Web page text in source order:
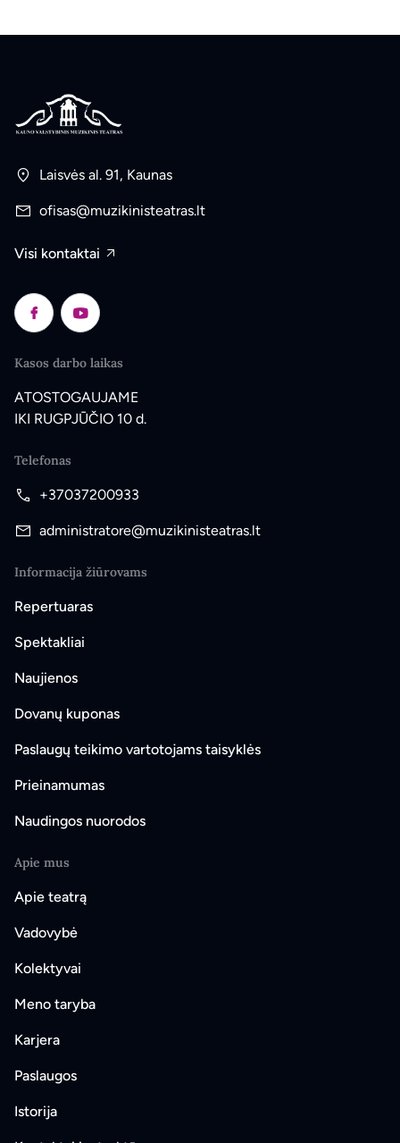
Laisvės al. 91, Kaunas
ofisas@muzikinisteatras.lt
Visi kontaktai
Kasos darbo laikas
ATOSTOGAUJAME
IKI RUGPJŪČIO 10 d.
Telefonas
+37037200933
administratore@muzikinisteatras.lt
Informacija žiūrovams
Repertuaras
Spektakliai
Naujienos
Dovanų kuponas
Paslaugų teikimo vartotojams taisyklės
Prieinamumas
Naudingos nuorodos
Apie mus
Apie teatrą
Vadovybė
Kolektyvai
Meno taryba
Karjera
Paslaugos
Istorija